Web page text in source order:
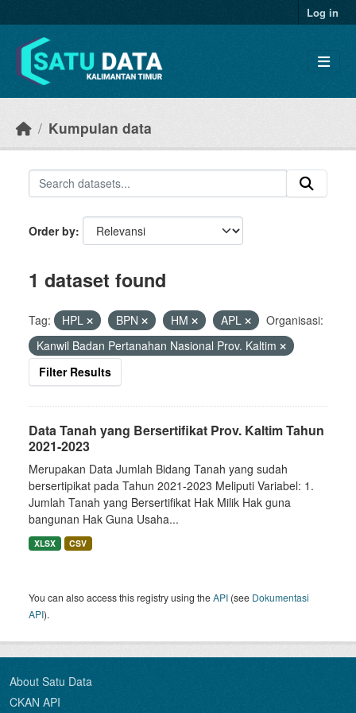
Log in
Kumpulan data
Order by
1 dataset found
Tag: HPL BPN HM APL
Organisasi:
Kanwil Badan Pertanahan Nasional Prov. Kaltim
Filter Results
Data Tanah yang Bersertifikat Prov. Kaltim Tahun
2021-2023
Merupakan Data Jumlah Bidang Tanah yang sudah
bersertipikat pada Tahun 2021-2023 Meliputi Variabel: 1.
Jumlah Tanah yang Bersertifikat Hak Milik Hak guna
bangunan Hak Guna Usaha...
XLSX CSV
You can also access this registry using theAPI (see Dokumentasi
API).
About Satu Data
CKAN API